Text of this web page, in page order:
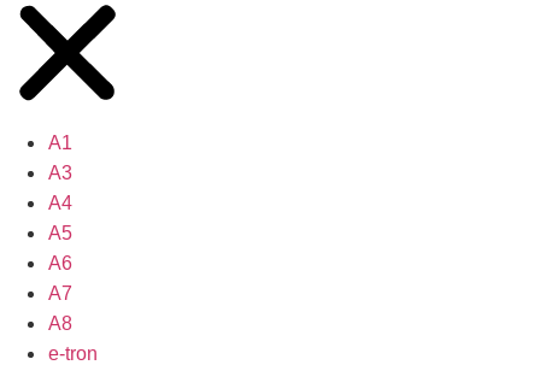
A1
A3
A4
A5
A6
A7
A8
e-tron